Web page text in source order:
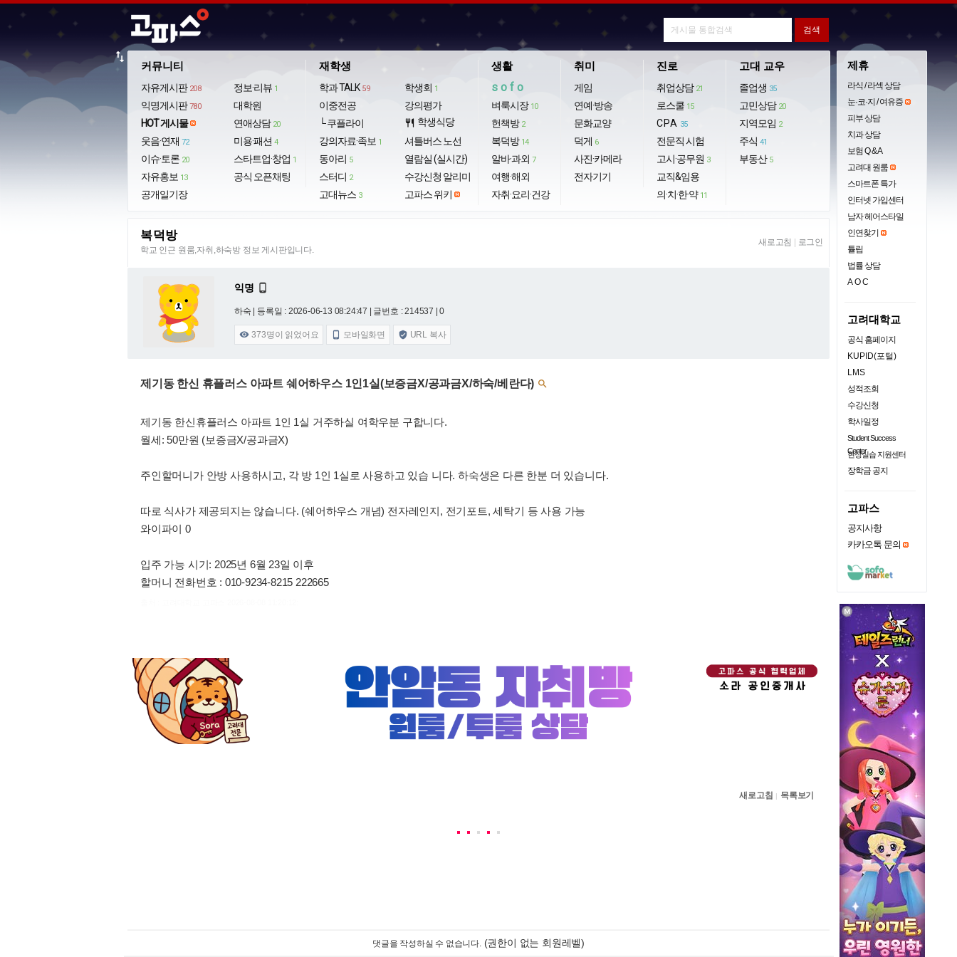
커뮤니티
자유게시판 208
익명게시판 780
HOT 게시물
웃음·연재 72
이슈·토론 20
자유홍보 13
공개일기장
정보·리뷰 1
대학원
연애상담 20
미용·패션 4
스타트업·창업 1
공식 오픈채팅
재학생
학과 TALK 59
이중전공
└ 쿠플라이
강의자료·족보 1
동아리 5
스터디 2
고대뉴스 3
학생회 1
강의평가
restaurant 학생식당
셔틀버스 노선
열람실 (실시간)
수강신청 알리미
고파스 위키
생활
sofo
벼룩시장 10
헌책방 2
복덕방 14
알바·과외 7
여행·해외
자취·요리·건강
취미
게임
연예·방송
문화교양
덕게 6
사진·카메라
전자기기
진로
취업상담 21
로스쿨 15
CPA 35
전문직 시험
고시·공무원 3
교직&임용
의·치·한·약 11
고대 교우
졸업생 35
고민상담 20
지역모임 2
주식 41
부동산 5
import_export
복덕방
학교 인근 원룸,자취,하숙방 정보 게시판입니다.
새로고침 로그인
익명 
하숙 | 등록일 : 2026-06-13 08:24:47 | 글번호 : 214537 | 0
 373명이 읽었어요  모바일화면  URL 복사
제기동 한신 휴플러스 아파트 쉐어하우스 1인1실(보증금X/공과금X/하숙/베란다) 
제기동 한신휴플러스 아파트 1인 1실 거주하실 여학우분 구합니다.
월세: 50만원 (보증금X/공과금X)
주인할머니가 안방 사용하시고, 각 방 1인 1실로 사용하고 있습 니다. 하숙생은 다른 한분 더 있습니다.
따로 식사가 제공되지는 않습니다. (쉐어하우스 개념) 전자레인지, 전기포트, 세탁기 등 사용 가능
와이파이 0
입주 가능 시기: 2025년 6월 23일 이후
할머니 전화번호 : 010-9234-8215 222665
새로고침 | 목록보기
댓글을 작성하실 수 없습니다. (권한이 없는 회원레벨)
제휴
라식 / 라섹 상담
눈·코·지 / 여유증
피부 상담
치과 상담
보험 Q & A
고려대 원룸
스마트폰 특가
인터넷 가입센터
남자 헤어스타일
인연찾기
튤립
법률 상담
AOC
고려대학교
공식 홈페이지
KUPID(포털)
LMS
성적조회
수강신청
학사일정
Student Success
Center
현장실습 지원센터
장학금 공지
고파스
공지사항
카카오톡 문의